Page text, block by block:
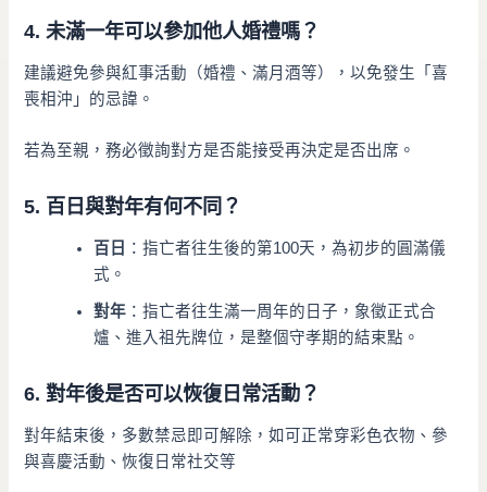
4. 未滿一年可以參加他人婚禮嗎？
建議避免參與紅事活動（婚禮、滿月酒等），以免發生「喜
喪相沖」的忌諱。
若為至親，務必徵詢對方是否能接受再決定是否出席。
5. 百日與對年有何不同？
百日
：指亡者往生後的第100天，為初步的圓滿儀
式。
對年 ：指亡者往生滿一周年的日子，象徵正式合
爐、進入祖先牌位，是整個守孝期的結束點。
6. 對年後是否可以恢復日常活動？
對年結束後，多數禁忌即可解除，如可正常穿彩色衣物、參
與喜慶活動、恢復日常社交等